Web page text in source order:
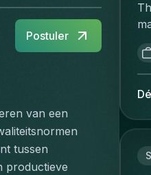
Postuler
van een
tussen
productieve